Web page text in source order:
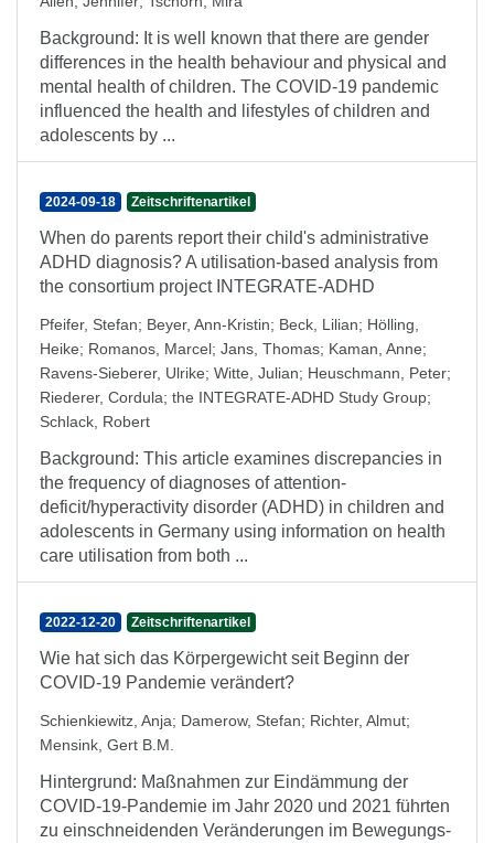
Background: It is well known that there are gender
differences in the health behaviour and physical and
mental health of children. The COVID-19 pandemic
influenced the health and lifestyles of children and
adolescents by ...
2024-09-18 Zeitschriftenartikel
When do parents report their child's administrative
ADHD diagnosis? A utilisation-based analysis from
the consortium project INTEGRATE-ADHD
Pfeifer, Stefan; Beyer, Ann-Kristin; Beck, Lilian; Hölling,
Heike; Romanos, Marcel; Jans, Thomas; Kaman, Anne;
Ravens-Sieberer, Ulrike; Witte, Julian; Heuschmann, Peter;
Riederer, Cordula; the INTEGRATE-ADHD Study Group;
Schlack, Robert
Background: This article examines discrepancies in
the frequency of diagnoses of attention-
deficit/hyperactivity disorder (ADHD) in children and
adolescents in Germany using information on health
care utilisation from both ...
2022-12-20 Zeitschriftenartikel
Wie hat sich das Körpergewicht seit Beginn der
COVID-19 Pandemie verändert?
Schienkiewitz, Anja; Damerow, Stefan; Richter, Almut;
Mensink, Gert B.M.
Hintergrund: Maßnahmen zur Eindämmung der
COVID-19-Pandemie im Jahr 2020 und 2021 führten
zu einschneidenden Veränderungen im Bewegungs-